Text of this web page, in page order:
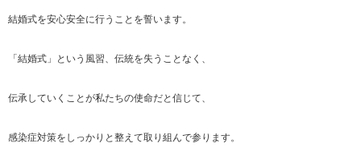
結婚式を安心安全に行うことを誓います。
「結婚式」という風習、伝統を失うことなく、
伝承していくことが私たちの使命だと信じて、
感染症対策をしっかりと整えて取り組んで参ります。